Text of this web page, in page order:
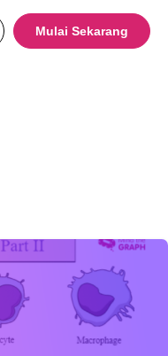
Mulai Sekarang